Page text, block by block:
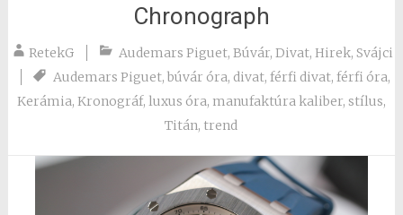
Chronograph
RetekG Audemars Piguet,Búvár,Divat,Hirek,Svájci
Audemars Piguet,búvár óra, divat,férfi divat,férfi óra,
Kerámia, Kronográf, luxus óra, manufaktúra kaliber, stílus,
Titán, trend